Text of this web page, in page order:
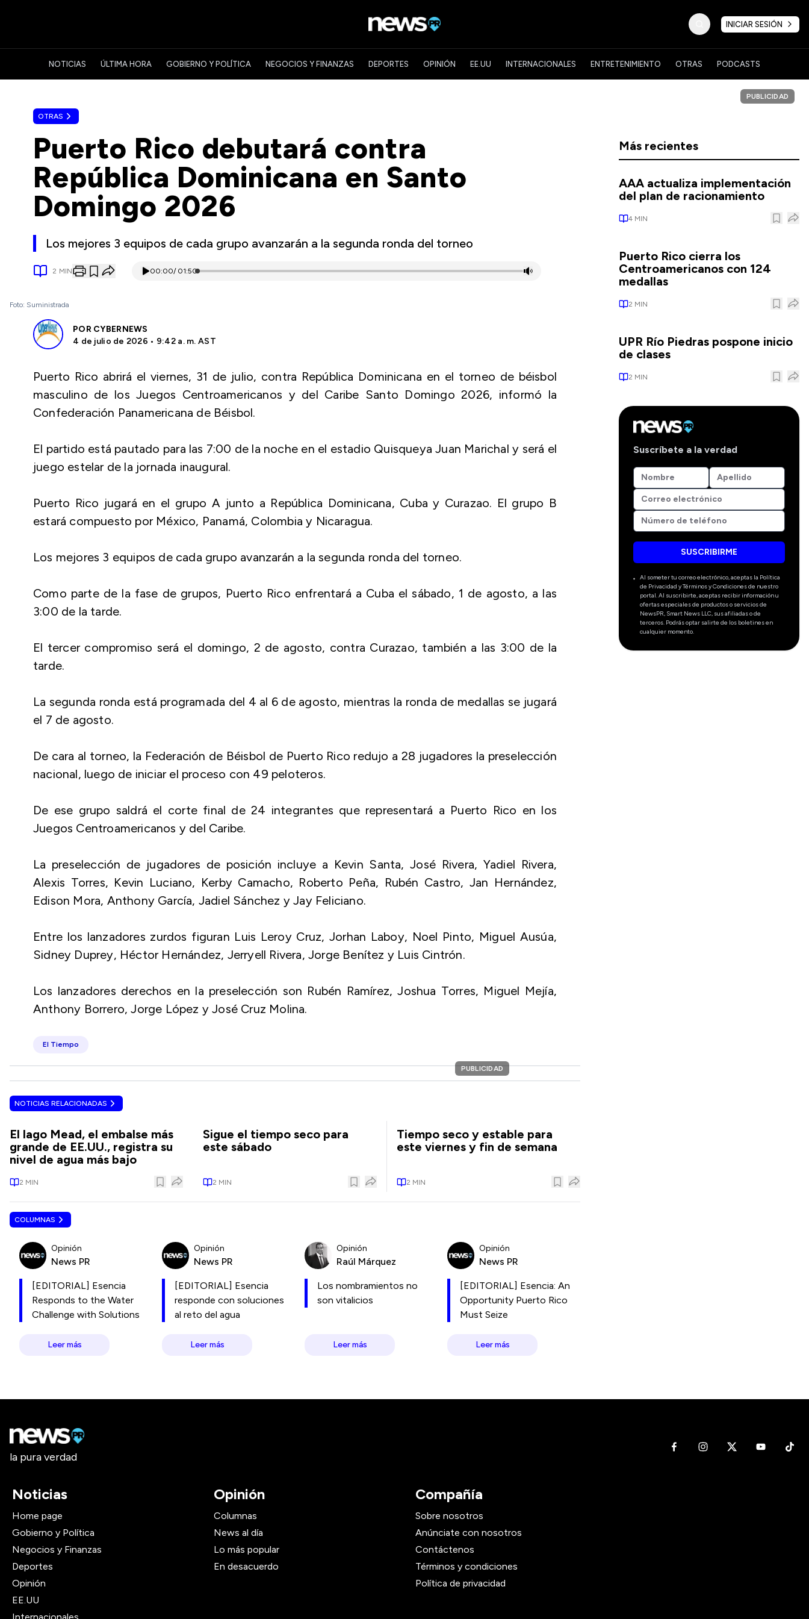
INICIAR SESIÓN
NOTICIAS ÚLTIMA HORA GOBIERNO Y POLÍTICA NEGOCIOS Y FINANZAS DEPORTES OPINIÓN EE.UU INTERNACIONALES ENTRETENIMIENTO OTRAS PODCASTS
OTRAS
Puerto Rico debutará contra
República Dominicana en Santo
Domingo 2026
Los mejores 3 equipos de cada grupo avanzarán a la segunda ronda del torneo
2 MIN 00:00/ 01:50
Foto: Suministrada
POR CYBERNEWS
4 de julio de 2026 • 9:42 a. m. AST
Puerto Rico abrirá el viernes, 31 de julio, contra República Dominicana en el torneo de béisbol
masculino de los Juegos Centroamericanos y del Caribe Santo Domingo 2026, informó la
Confederación Panamericana de Béisbol.
El partido está pautado para las 7:00 de la noche en el estadio Quisqueya Juan Marichal y será el
juego estelar de la jornada inaugural.
Puerto Rico jugará en el grupo A junto a República Dominicana, Cuba y Curazao. El grupo B
estará compuesto por México, Panamá, Colombia y Nicaragua.
Los mejores 3 equipos de cada grupo avanzarán a la segunda ronda del torneo.
Como parte de la fase de grupos, Puerto Rico enfrentará a Cuba el sábado, 1 de agosto, a las
3:00 de la tarde.
El tercer compromiso será el domingo, 2 de agosto, contra Curazao, también a las 3:00 de la
tarde.
La segunda ronda está programada del 4 al 6 de agosto, mientras la ronda de medallas se jugará
el 7 de agosto.
De cara al torneo, la Federación de Béisbol de Puerto Rico redujo a 28 jugadores la preselección
nacional, luego de iniciar el proceso con 49 peloteros.
De ese grupo saldrá el corte final de 24 integrantes que representará a Puerto Rico en los
Juegos Centroamericanos y del Caribe.
La preselección de jugadores de posición incluye a Kevin Santa, José Rivera, Yadiel Rivera,
Alexis Torres, Kevin Luciano, Kerby Camacho, Roberto Peña, Rubén Castro, Jan Hernández,
Edison Mora, Anthony García, Jadiel Sánchez y Jay Feliciano.
Entre los lanzadores zurdos figuran Luis Leroy Cruz, Jorhan Laboy, Noel Pinto, Miguel Ausúa,
Sidney Duprey, Héctor Hernández, Jerryell Rivera, Jorge Benítez y Luis Cintrón.
Los lanzadores derechos en la preselección son Rubén Ramírez, Joshua Torres, Miguel Mejía,
Anthony Borrero, Jorge López y José Cruz Molina.
El Tiempo
PUBLICIDAD
NOTICIAS RELACIONADAS
El lago Mead, el embalse más
grande de EE.UU., registra su
nivel de agua más bajo
2 MIN
Sigue el tiempo seco para
este sábado
2 MIN
Tiempo seco y estable para
este viernes y fin de semana
2 MIN
COLUMNAS
Opinión
News PR
[EDITORIAL] Esencia
Responds to the Water
Challenge with Solutions
Leer más
Opinión
News PR
[EDITORIAL] Esencia
responde con soluciones
al reto del agua
Leer más
Opinión
Raúl Márquez
Los nombramientos no
son vitalicios
Leer más
Opinión
News PR
[EDITORIAL] Esencia: An
Opportunity Puerto Rico
Must Seize
Leer más
PUBLICIDAD
Más recientes
AAA actualiza implementación
del plan de racionamiento
4 MIN
Puerto Rico cierra los
Centroamericanos con 124
medallas
2 MIN
UPR Río Piedras pospone inicio
de clases
2 MIN
Suscríbete a la verdad
SUSCRIBIRME
Al someter tu correo electrónico, aceptas la Política
de Privacidad y Términos y Condiciones de nuestro
portal. Al suscribirte, aceptas recibir información u
ofertas especiales de productos o servicios de
NewsPR, Smart News LLC, sus afiliadas o de
terceros. Podrás optar salirte de los boletines en
cualquier momento.
la pura verdad
Noticias
Home page
Gobierno y Política
Negocios y Finanzas
Deportes
Opinión
EE.UU
Internacionales
Opinión
Columnas
News al día
Lo más popular
En desacuerdo
Compañía
Sobre nosotros
Anúnciate con nosotros
Contáctenos
Términos y condiciones
Política de privacidad